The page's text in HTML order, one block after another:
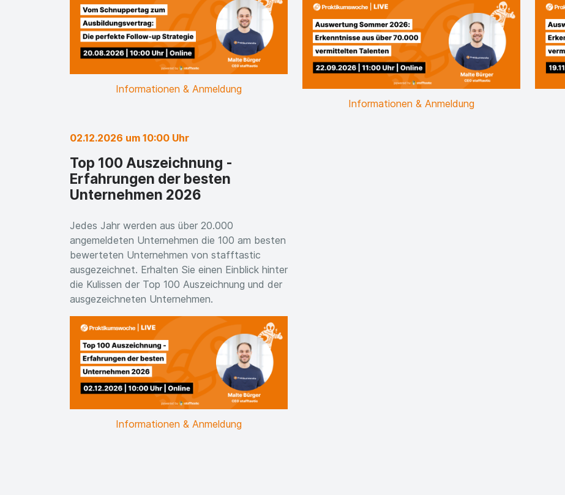
Informationen & Anmeldung
Informationen & Anmeldung
02.12.2026 um 10:00 Uhr
Top 100 Auszeichnung -
Erfahrungen der besten
Unternehmen 2026
Jedes Jahr werden aus über 20.000
angemeldeten Unternehmen die 100 am besten
bewerteten Unternehmen von stafftastic
ausgezeichnet. Erhalten Sie einen Einblick hinter
die Kulissen der Top 100 Auszeichnung und der
ausgezeichneten Unternehmen.
Informationen & Anmeldung